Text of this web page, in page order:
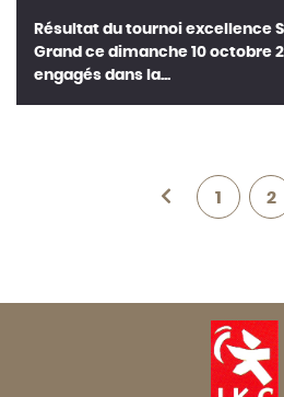
Résultat du tournoi excellence
Grand ce dimanche 10 octobre
engagés dans la...
1 2